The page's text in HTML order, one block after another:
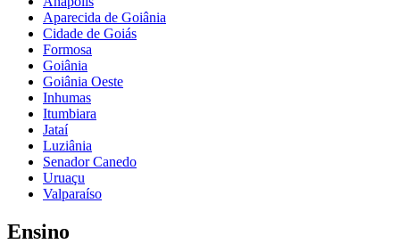
Aparecida de Goiânia
Cidade de Goiás
Formosa
Goiânia
Goiânia Oeste
Inhumas
Itumbiara
Jataí
Luziânia
Senador Canedo
Uruaçu
Valparaíso
Ensino